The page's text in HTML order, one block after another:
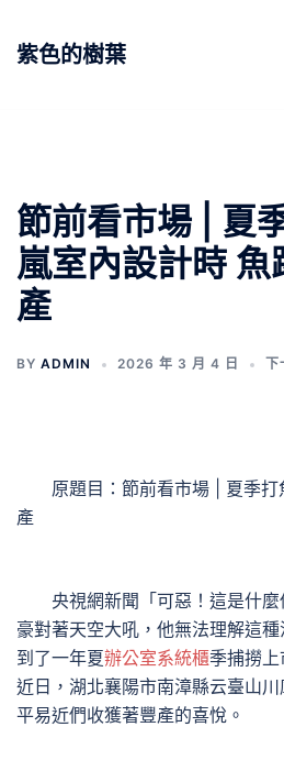
紫色的樹葉
節前看市場 | 夏
嵐室內設計時 魚
產
BY ADMIN 2026 年 3 月 4 日 下
原題目：節前看市場 | 夏季打
產
央視網新聞「可惡！這是什麼
豪對著天空大吼，他無法理解這
到了一年夏辦公室系統櫃季捕撈
近日，湖北襄陽市南漳縣云臺山
平易近們收獲著豐產的喜悅。